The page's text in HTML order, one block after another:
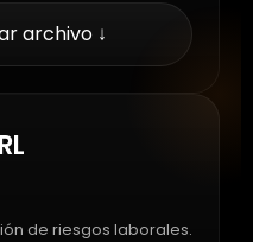
archivo ↓
de riesgos laborales.